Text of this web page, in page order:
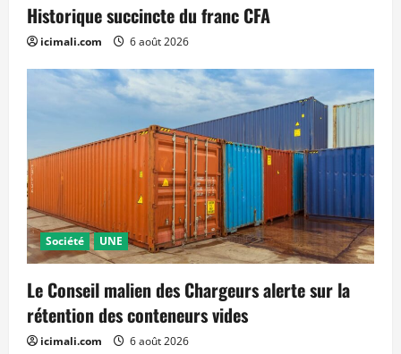
Historique succincte du franc CFA
icimali.com 6 août 2026
Société UNE
Le Conseil malien des Chargeurs alerte sur la
rétention des conteneurs vides
icimali.com 6 août 2026